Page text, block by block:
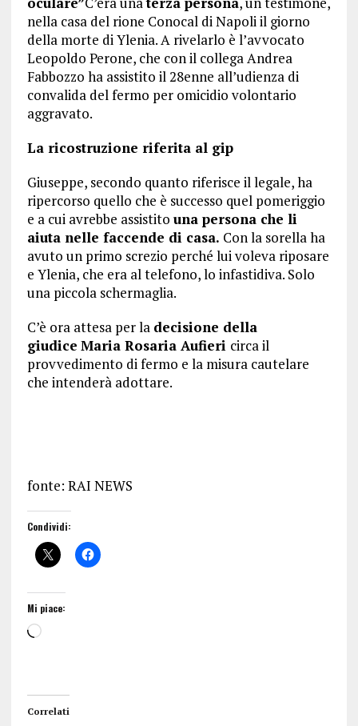
nella casa del rione Conocal di Napoli il giorno
della morte di Ylenia. A rivelarlo è l’avvocato
Leopoldo Perone, che con il collega Andrea
Fabbozzo ha assistito il 28enne all’udienza di
convalida del fermo per omicidio volontario
aggravato.
La ricostruzione riferita al gip
Giuseppe, secondo quanto riferisce il legale, ha
ripercorso quello che è successo quel pomeriggio
e a cui avrebbe assistito una persona che li
aiuta nelle faccende di casa. Con la sorella ha
avuto un primo screzio perché lui voleva riposare
e Ylenia, che era al telefono, lo infastidiva. Solo
una piccola schermaglia.
C’è ora attesa per la decisione della
giudice Maria Rosaria Aufieri circa il
provvedimento di fermo e la misura cautelare
che intenderà adottare.
fonte: RAI NEWS
Condividi:
Mi piace:
Correlati